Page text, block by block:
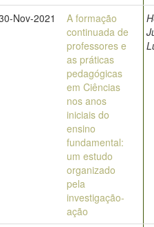
Nov-2021
A formação
continuada de
professores e
as práticas
pedagógicas
em Ciências
nos anos
iniciais do
ensino
fundamental:
um estudo
organizado
pela
investigação-
ação